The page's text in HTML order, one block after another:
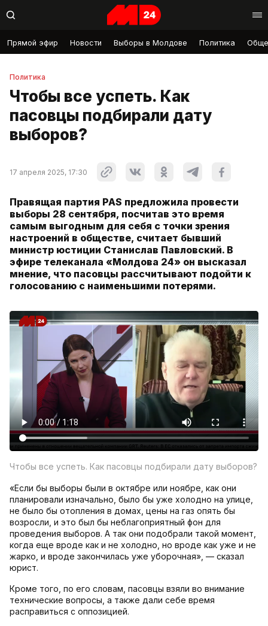
Прямой эфир Новости Выборы в Молдове Политика
Политика
Чтобы все успеть. Как
пасовцы подбирали дату
выборов?
17 апреля 2025, 17:30
Правящая партия PAS предложила провести
выборы 28 сентября, посчитав это время
самым выгодным для себя с точки зрения
настроений в обществе, считает бывший
министр юстиции Станислав Павловский. В
эфире телеканала «Молдова 24» он высказал
мнение, что пасовцы рассчитывают подойти к
голосованию с наименьшими потерями.
Чтобы все успеть. Как пасовцы подбирали дату выборов?
«Если бы выборы были в октябре или ноябре, как они
планировали изначально, было бы уже холодно на улице,
не было бы отопления в домах, цены на газ опять бы
возросли, и это был бы неблагоприятный фон для
проведения выборов. А так они подобрали такой момент,
когда еще вроде как и не холодно, но вроде как уже и не
жарко, и вроде закончилась уже уборочная», — сказал
юрист.
Кроме того, по его словам, пасовцы взяли во внимание
технические вопросы, а также дали себе время
расправиться с оппозицией.